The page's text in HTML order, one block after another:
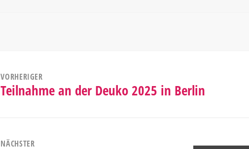
VORHERIGER
Vorheriger
Teilnahme an der Deuko 2025 in Berlin
NÄCHSTER